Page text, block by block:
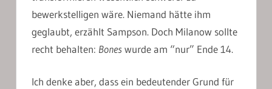
bewerkstelligen wäre. Niemand hätte ihm
geglaubt, erzählt Sampson. Doch Milanow sollte
recht behalten: Bones wurde am “nur” Ende 14.
Ich denke aber, dass ein bedeutender Grund für